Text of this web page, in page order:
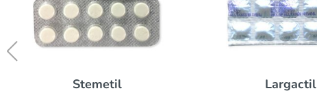
Largactil Stalevo